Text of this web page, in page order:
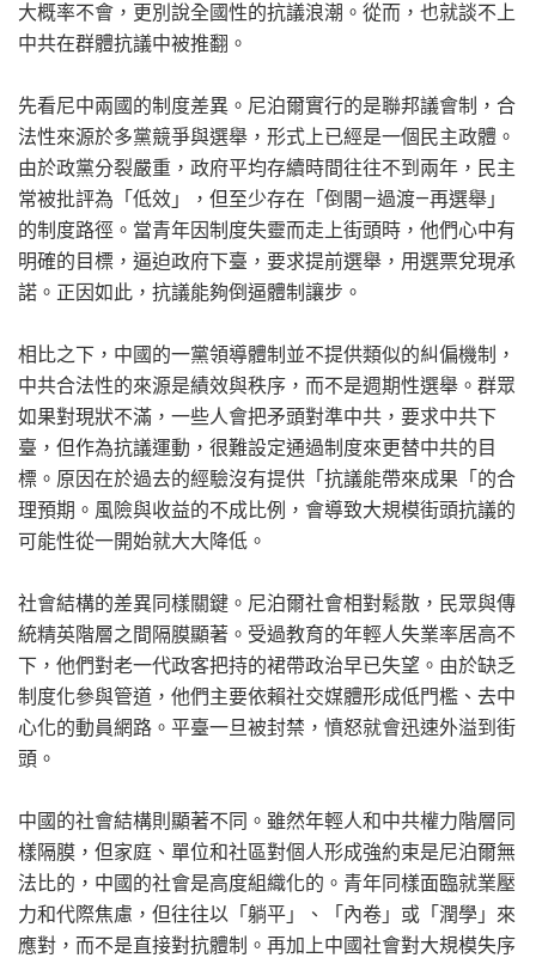
大概率不會，更別說全國性的抗議浪潮。從而，也就談不上
中共在群體抗議中被推翻。
先看尼中兩國的制度差異。尼泊爾實行的是聯邦議會制，合
法性來源於多黨競爭與選舉，形式上已經是一個民主政體。
由於政黨分裂嚴重，政府平均存續時間往往不到兩年，民主
常被批評為「低效」，但至少存在「倒閣—過渡—再選舉」
的制度路徑。當青年因制度失靈而走上街頭時，他們心中有
明確的目標，逼迫政府下臺，要求提前選舉，用選票兌現承
諾。正因如此，抗議能夠倒逼體制讓步。
相比之下，中國的一黨領導體制並不提供類似的糾偏機制，
中共合法性的來源是績效與秩序，而不是週期性選舉。群眾
如果對現狀不滿，一些人會把矛頭對準中共，要求中共下
臺，但作為抗議運動，很難設定通過制度來更替中共的目
標。原因在於過去的經驗沒有提供「抗議能帶來成果「的合
理預期。風險與收益的不成比例，會導致大規模街頭抗議的
可能性從一開始就大大降低。
社會結構的差異同樣關鍵。尼泊爾社會相對鬆散，民眾與傳
統精英階層之間隔膜顯著。受過教育的年輕人失業率居高不
下，他們對老一代政客把持的裙帶政治早已失望。由於缺乏
制度化參與管道，他們主要依賴社交媒體形成低門檻、去中
心化的動員網路。平臺一旦被封禁，憤怒就會迅速外溢到街
頭。
中國的社會結構則顯著不同。雖然年輕人和中共權力階層同
樣隔膜，但家庭、單位和社區對個人形成強約束是尼泊爾無
法比的，中國的社會是高度組織化的。青年同樣面臨就業壓
力和代際焦慮，但往往以「躺平」、「內卷」或「潤學」來
應對，而不是直接對抗體制。再加上中國社會對大規模失序